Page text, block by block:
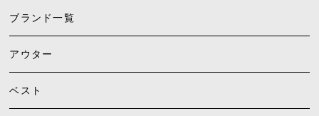
ブランド一覧
アウター
ベスト